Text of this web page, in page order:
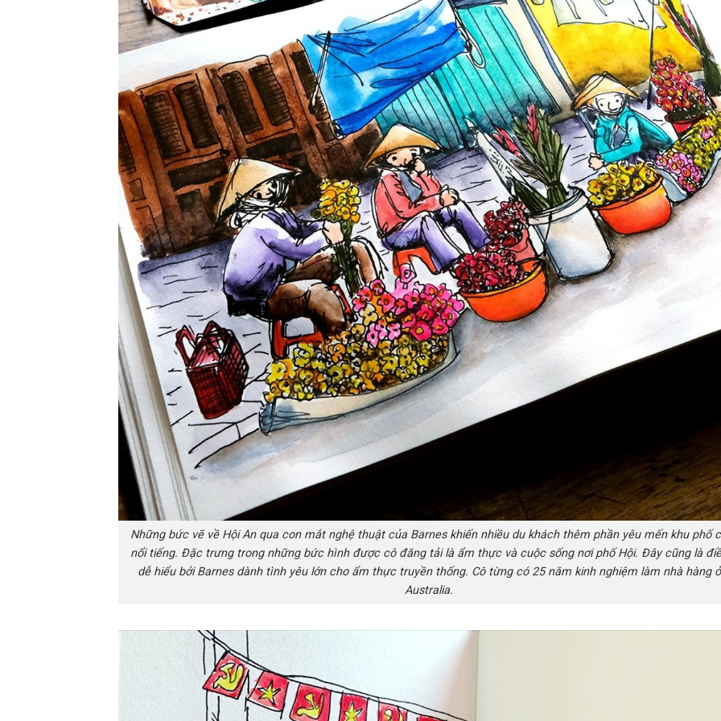
Những bức vẽ về Hội An qua con mắt nghệ thuật của Barnes khiến nhiều du khách thêm phần yêu mến khu phố
nổi tiếng. Đặc trưng trong những bức hình được cô đăng tải là ẩm thực và cuộc sống nơi phố Hội. Đây cũng là
dễ hiểu bởi Barnes dành tình yêu lớn cho ẩm thực truyền thống. Cô từng có 25 năm kinh nghiệm làm nhà hàng ở
Australia.